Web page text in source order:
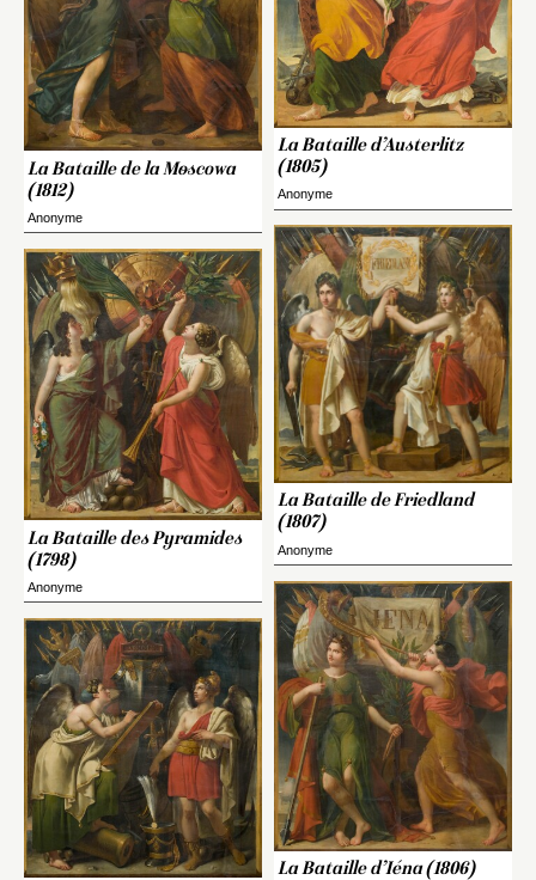
La Bataille de la Moscowa
(1812)
Anonyme
La Bataille des Pyramides
(1798)
Anonyme
La Bataille d’Austerlitz
(1805)
Anonyme
La Bataille de Friedland
(1807)
Anonyme
La Bataille d’Iéna (1806)